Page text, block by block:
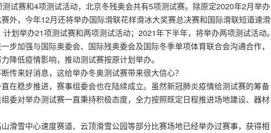
试赛和4项测试活动，北京冬残奥会共有5项测试赛。除原定2020年2月举办
外，今年12月还将举办国际滑联花样滑冰大奖赛总决赛和国际滑联短道速滑
划举办21项测试赛和两项测试活动；2021年下半年，将举办两项测试活动。
步加强与国际奥委会、国际残奥委会及国际冬季单项体育联合会沟通合作，
降低疫情影响，推动测试赛按原计划举办。
传来好消息，这给举办冬奥测试赛带来很大信心？
在稳步推进，赛事组委会也在陆续成立。虽然新冠肺炎疫情给测试赛的筹备
委对举办测试赛一直秉持积极态度，全力按照既定日程推进场地建设、器材
滑雪中心速度赛道、云顶滑雪公园等部分比赛场地已经举办过赛事，获得相